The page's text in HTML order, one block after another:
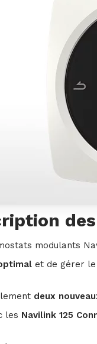
modulants
et de gérer le
deux
les Navilink 125